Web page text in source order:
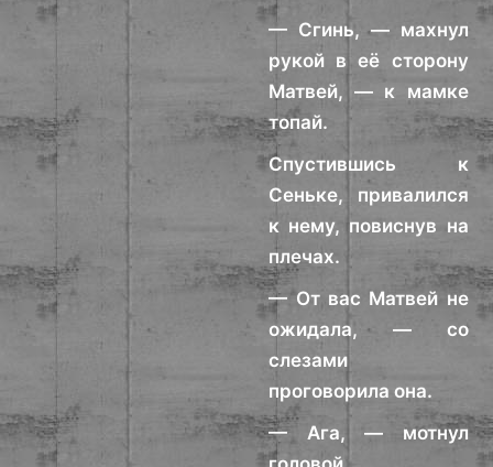
— Сгинь, — махнул
рукой в её сторону
Матвей, — к мамке
топай.
Спустившись к
Сеньке, привалился
к нему, повиснув на
плечах.
— От вас Матвей не
ожидала, — со
слезами
проговорила она.
— Ага, — мотнул